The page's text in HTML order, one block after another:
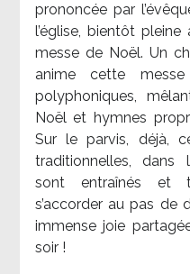
prononcée par
l’église, bientôt
messe de Noël. Un
anime cette
polyphoniques,
Noël et hymnes
Sur le parvis, déjà,
traditionnelles, dans
sont entraînés et
s’accorder au pas de
immense joie
soir !